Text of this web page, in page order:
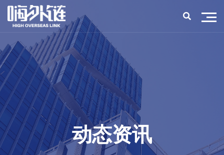
动态资讯